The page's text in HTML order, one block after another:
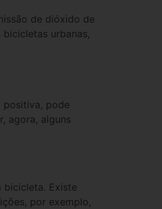
de dióxido de
urbanas,
positiva, pode
agora, alguns
bicicleta. Existe
por exemplo,